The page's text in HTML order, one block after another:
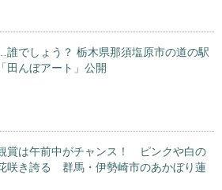
誰でしょう？ 栃木県那須塩原市の道の駅
田んぼアート」公開
賞は午前中がチャンス！ ピンクや白の
咲き誇る 群馬・伊勢崎市のあかぼり蓮